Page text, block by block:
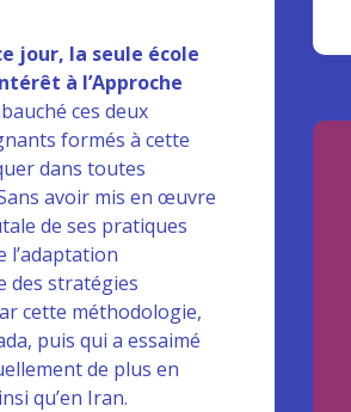
jour, la seule école
à l’Approche
ces deux
formés à cette
dans toutes
avoir mis en œuvre
de ses pratiques
l’adaptation
des stratégies
cette méthodologie,
puis qui a essaimé
de plus en
qu’en Iran.